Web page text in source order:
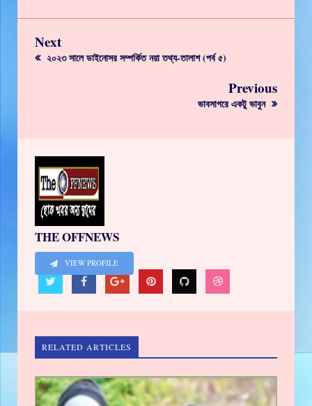
Next
২০২৩ সালে ডাইনোসর সম্পর্কিত নয়া তথ্য-তালাশ (পর্ব ৫)
Previous
ভাবসাগরে একটু ভাবুন
THE OFFNEWS
VIEW PROFILE
RELATED ARTICLES